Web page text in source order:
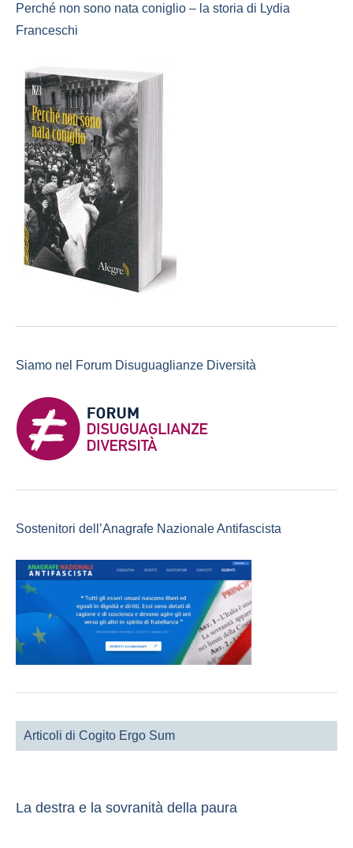
Perché non sono nata coniglio – la storia di Lydia
Franceschi
Siamo nel Forum Disuguaglianze Diversità
Sostenitori dell’Anagrafe Nazionale Antifascista
Articoli di Cogito Ergo Sum
La destra e la sovranità della paura